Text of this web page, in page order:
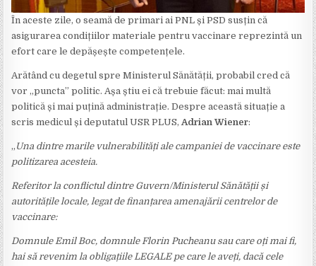
În aceste zile, o seamă de primari ai PNL și PSD susțin că
asigurarea condițiilor materiale pentru vaccinare reprezintă un
efort care le depășește competențele.
Arătând cu degetul spre Ministerul Sănătății, probabil cred că
vor „puncta” politic. Așa știu ei că trebuie făcut: mai multă
politică și mai puțină administrație. Despre această situație a
scris medicul și deputatul USR PLUS,Adrian Wiener:
„ Una dintre marile vulnerabilități ale campaniei de vaccinare este
politizarea acesteia.
Referitor la conflictul dintre Guvern/Ministerul Sănătății și
autoritățile locale, legat de finanțarea amenajării centrelor de
vaccinare:
Domnule Emil Boc, domnule Florin Pucheanu sau care oți mai fi,
hai să revenim la obligațiile LEGALE pe care le aveți, dacă cele